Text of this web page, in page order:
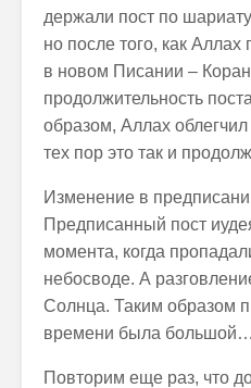
держали пост по
но после того, как
в новом Писании –
продолжительность
образом, Аллах
тех пор это так и
Изменение в
Предписанный пост
момента, когда
небосводе. А
Солнца. Таким образом
времени была большой…
Повторим еще раз, что